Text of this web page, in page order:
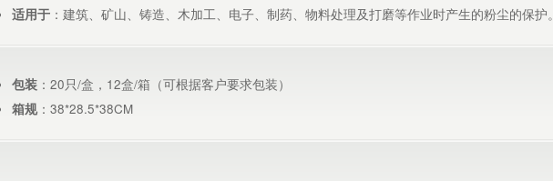
适用于 ：建筑、矿山、铸造、木加工、电子、制药、物料处理及打磨等作业时产生的粉尘的保护。
包装 ：20只/盒，12盒/箱（可根据客户要求包装）
箱规：38*28.5*38CM